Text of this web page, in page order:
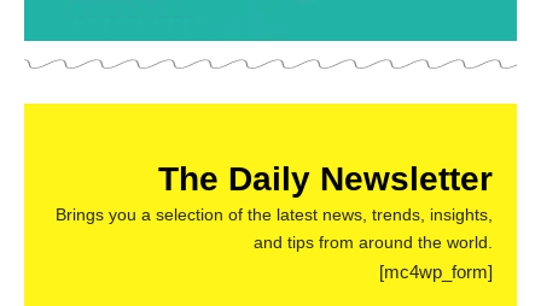
The Daily Newsletter
Brings you a selection of the latest news, trends, insights,
and tips from around the world.
[mc4wp_form]